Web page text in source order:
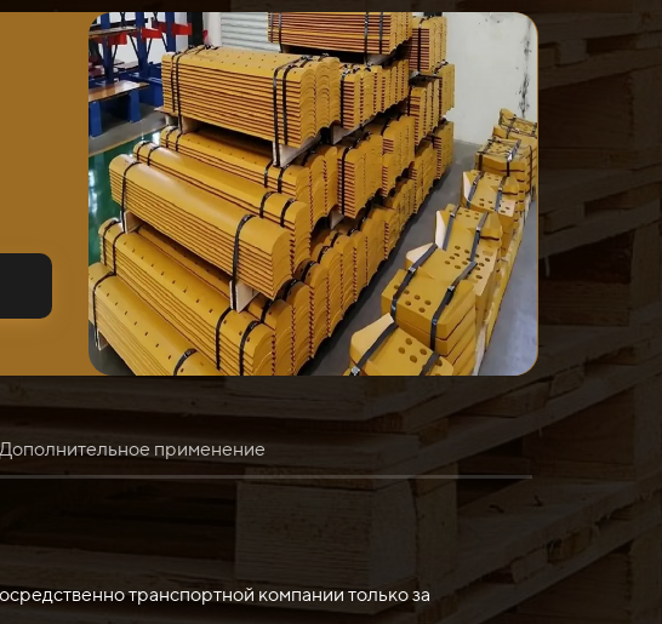
применение
транспортной компании только за
и областях:
прочностью, таких как металлы, стекло или